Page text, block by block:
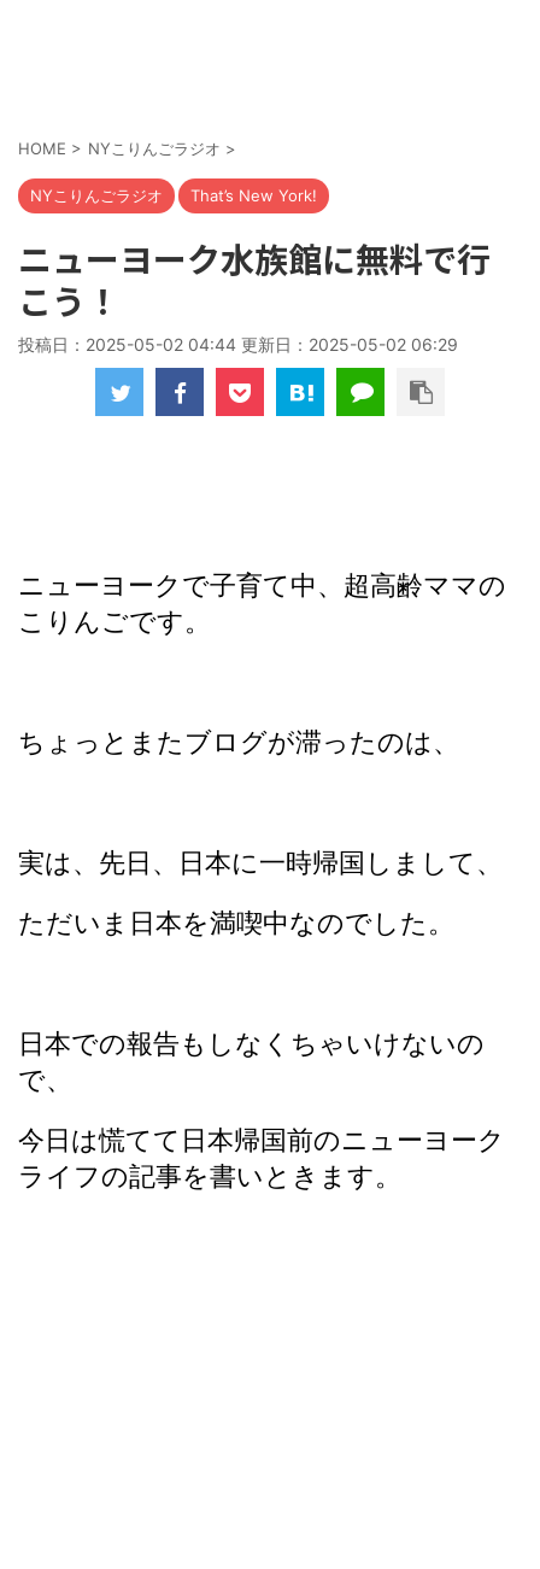
HOME > NYこりんごラジオ >
NYこりんごラジオ That’s New York!
ニューヨーク水族館に無料で行
こう！
投稿日：2025-05-02 04:44 更新日： 2025-05-02 06:29
ニューヨークで子育て中、超高齢ママの
こりんごです。
ちょっとまたブログが滞ったのは、
実は、先日、日本に一時帰国しまして、
ただいま日本を満喫中なのでした。
日本での報告もしなくちゃいけないの
で、
今日は慌てて日本帰国前のニューヨーク
ライフの記事を書いときます。